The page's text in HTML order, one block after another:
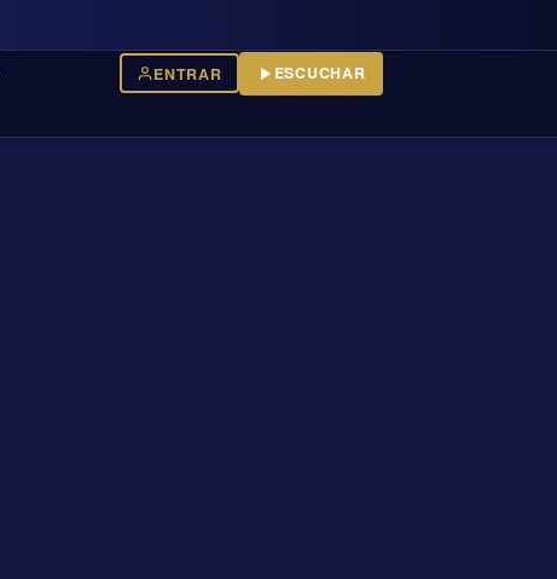
ENTRAR ESCUCHAR